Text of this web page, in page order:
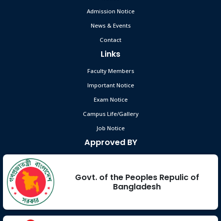
Admission Notice
News & Events
Contact
Links
Faculty Members
Important Notice
Exam Notice
Campus Life/Gallery
Job Notice
Approved BY
Govt. of the Peoples Repulic of
Bangladesh